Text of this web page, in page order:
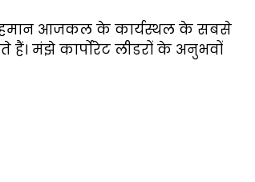
आजकल के कार्यस्थल के सबसे
हैं। मंझे कार्पोरेट लीडरों के अनुभवों